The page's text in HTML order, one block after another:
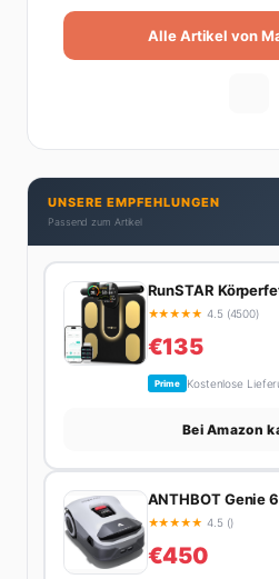
Alle Artikel von
UNSERE EMPFEHLUNGEN
Passend zum Artikel
RunSTAR
★★★★★ 4.5 (4500)
€135
Prime Kostenlose
Bei Amazon
ANTHBOT Genie
★★★★★ 4.5 ()
€450